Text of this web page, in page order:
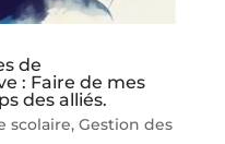
de
: Faire de mes
des alliés.
scolaire, Gestion des